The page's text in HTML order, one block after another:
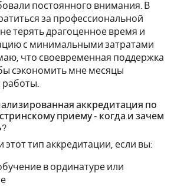
постоянного внимания. В
за профессиональной
терять драгоценное время и
с минимальными затратами
что своевременная поддержка
сэкономить мне месяцы
аккредитация по
приему - когда и зачем
тип аккредитации, если вы:
в ординатуре или